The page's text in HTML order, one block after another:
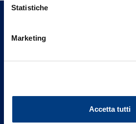
Statistiche
Marketing
Accetta tutti
un nostro Agente.
Contattaci